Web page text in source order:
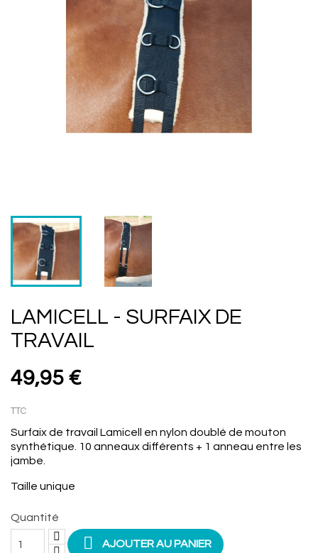
LAMICELL - SURFAIX DE
TRAVAIL
49,95 €
TTC
Surfaix de travail Lamicell en nylon doublé de mouton
synthétique. 10 anneaux différents + 1 anneau entre les
jambe.
Taille unique
Quantité
 AJOUTER AU PANIER